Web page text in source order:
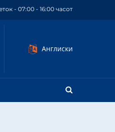
- 07:00 - 16:00 часот
Англиски